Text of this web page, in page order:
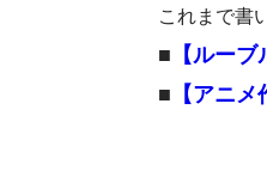
これまで書
■ 【ルー
■ 【アニ